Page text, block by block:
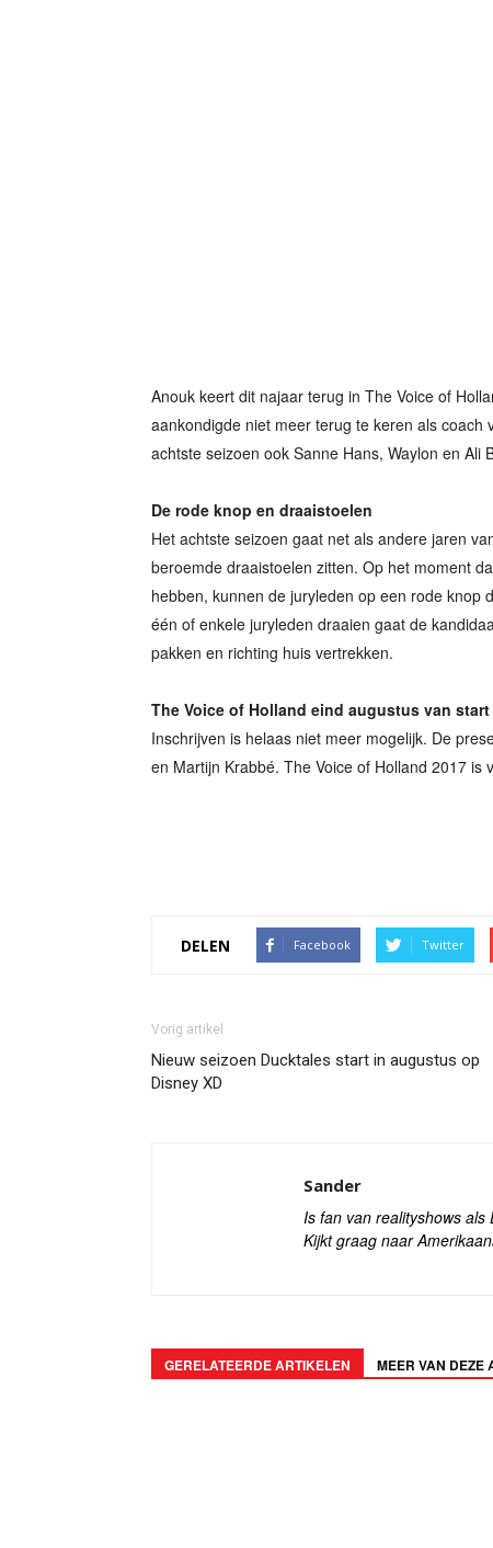
Anouk keert dit najaar terug in The Voice of
aankondigde niet meer terug te keren als
achtste seizoen ook Sanne Hans, Waylon en Ali
De rode knop en draaistoelen
Het achtste seizoen gaat net als andere jaren
beroemde draaistoelen zitten. Op het moment
hebben, kunnen de juryleden op een rode knop
één of enkele juryleden draaien gaat de
pakken en richting huis vertrekken.
The Voice of Holland eind augustus van start
Inschrijven is helaas niet meer mogelijk. De
en Martijn Krabbé. The Voice of Holland 2017 is
DELEN Facebook Twitter
Vorig artikel
Nieuw seizoen Ducktales start in augustus op
Disney XD
Sander
Is fan van realityshows als
Kijkt graag naar
GERELATEERDE ARTIKELEN MEER VAN DEZE